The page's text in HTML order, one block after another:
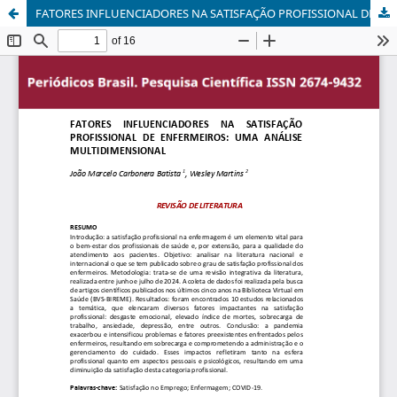
FATORES INFLUENCIADORES NA SATISFAÇÃO PROFISSIONAL DE ENFERMEIROS: UMA ANÁLISE MULTIDIMENSIONAL